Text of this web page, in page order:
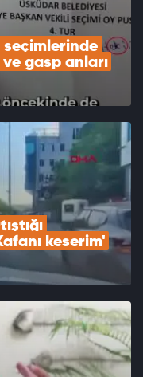
seçimlerinde
gasp anları
keserim'